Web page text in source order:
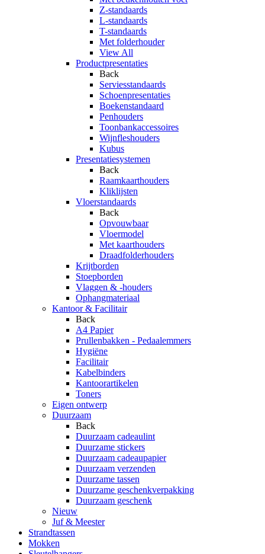
Z-standaards
L-standaards
T-standaards
Met folderhouder
View All
Productpresentaties
Back
Serviesstandaards
Schoenpresentaties
Boekenstandaard
Penhouders
Toonbankaccessoires
Wijnfleshouders
Kubus
Presentatiesystemen
Back
Raamkaarthouders
Kliklijsten
Vloerstandaards
Back
Opvouwbaar
Vloermodel
Met kaarthouders
Draadfolderhouders
Krijtborden
Stoepborden
Vlaggen & -houders
Ophangmateriaal
Kantoor & Facilitair
Back
A4 Papier
Prullenbakken - Pedaalemmers
Hygiëne
Facilitair
Kabelbinders
Kantoorartikelen
Toners
Eigen ontwerp
Duurzaam
Back
Duurzaam cadeaulint
Duurzame stickers
Duurzaam cadeaupapier
Duurzaam verzenden
Duurzame tassen
Duurzame geschenkverpakking
Duurzaam geschenk
Nieuw
Juf & Meester
Strandtassen
Mokken